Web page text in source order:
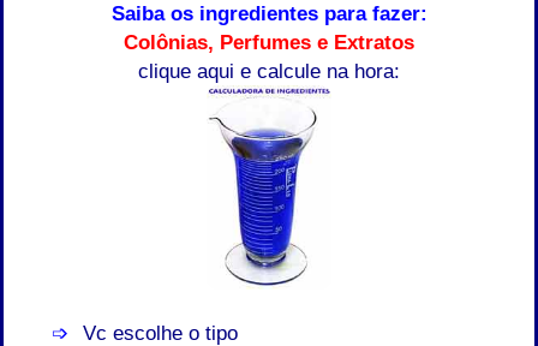
Saiba os ingredientes para fazer:
Colônias, Perfumes e Extratos
clique aqui e calcule na hora:
Vc escolhe o tipo